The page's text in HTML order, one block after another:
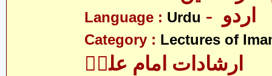
Language : Urdu
Category : Lectures of
ارشادات امام علیؑ